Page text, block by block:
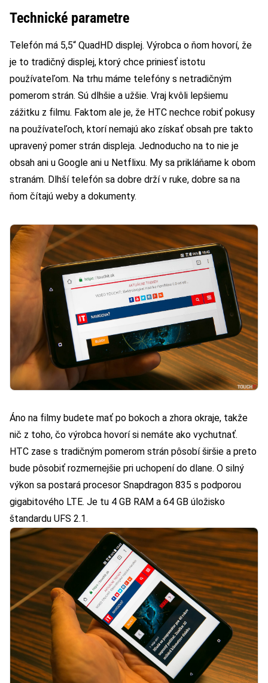
Technické parametre
Telefón má 5,5“ QuadHD displej. Výrobca o ňom hovorí, že
je to tradičný displej, ktorý chce priniesť istotu
používateľom. Na trhu máme telefóny s netradičným
pomerom strán. Sú dlhšie a užšie. Vraj kvôli lepšiemu
zážitku z filmu. Faktom ale je, že HTC nechce robiť pokusy
na používateľoch, ktorí nemajú ako získať obsah pre takto
upravený pomer strán displeja. Jednoducho na to nie je
obsah ani u Google ani u Netflixu. My sa prikláňame k obom
stranám. Dlhší telefón sa dobre drží v ruke, dobre sa na
ňom čítajú weby a dokumenty.
Áno na filmy budete mať po bokoch a zhora okraje, takže
nič z toho, čo výrobca hovorí si nemáte ako vychutnať.
HTC zase s tradičným pomerom strán pôsobí širšie a preto
bude pôsobiť rozmernejšie pri uchopení do dlane. O silný
výkon sa postará procesor Snapdragon 835 s podporou
gigabitového LTE. Je tu 4 GB RAM a 64 GB úložisko
štandardu UFS 2.1.